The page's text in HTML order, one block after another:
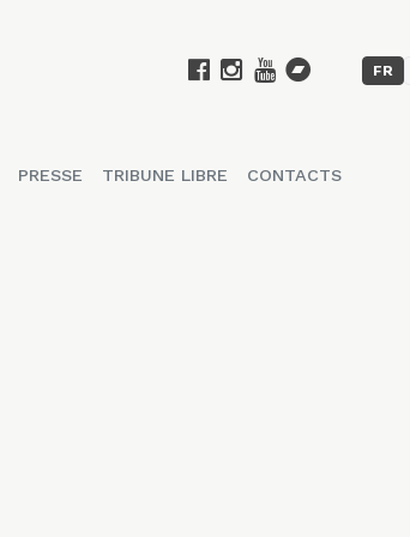
FR
PRESSE TRIBUNE LIBRE CONTACTS